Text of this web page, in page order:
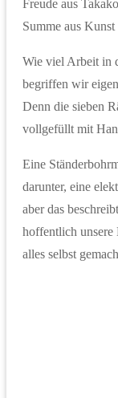
Freude aus
Summe aus
Wie viel Arbeit in
begriffen wir
Denn die sieben
vollgefüllt mit
Eine
darunter, eine
aber das
hoffentlich unsere
alles selbst